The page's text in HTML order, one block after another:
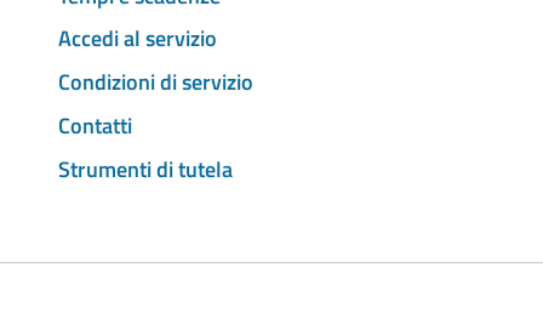
Accedi al servizio
Condizioni di servizio
Contatti
Strumenti di tutela